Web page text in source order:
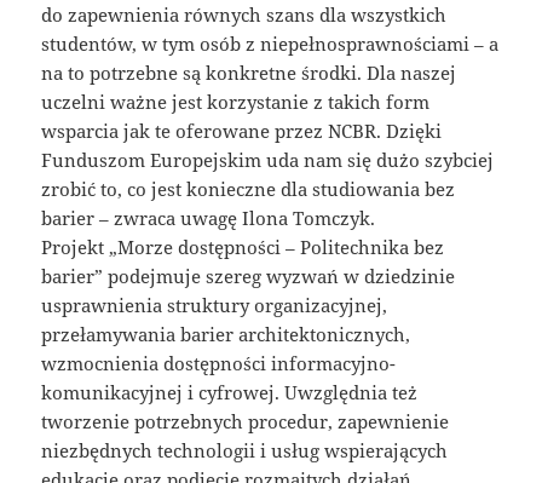
do zapewnienia równych szans dla wszystkich
studentów, w tym osób z niepełnosprawnościami – a
na to potrzebne są konkretne środki. Dla naszej
uczelni ważne jest korzystanie z takich form
wsparcia jak te oferowane przez NCBR. Dzięki
Funduszom Europejskim uda nam się dużo szybciej
zrobić to, co jest konieczne dla studiowania bez
barier – zwraca uwagę Ilona Tomczyk.
Projekt „Morze dostępności – Politechnika bez
barier” podejmuje szereg wyzwań w dziedzinie
usprawnienia struktury organizacyjnej,
przełamywania barier architektonicznych,
wzmocnienia dostępności informacyjno-
komunikacyjnej i cyfrowej. Uwzględnia też
tworzenie potrzebnych procedur, zapewnienie
niezbędnych technologii i usług wspierających